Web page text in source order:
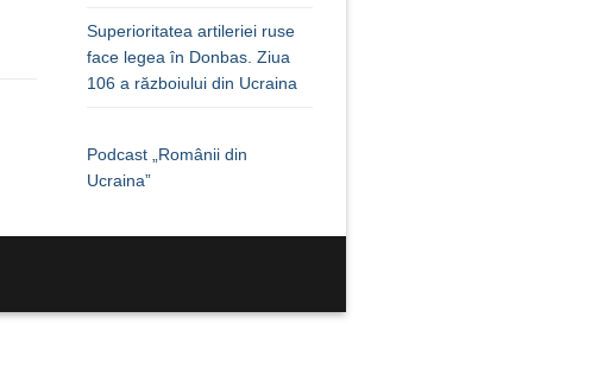
Superioritatea artileriei ruse
face legea în Donbas. Ziua
106 a războiului din Ucraina
Podcast „Românii din
Ucraina”